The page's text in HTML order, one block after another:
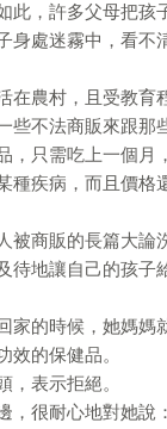
此，許多父母把孩
身處迷霧中，看不
在農村，且受教育
些不法商販來跟那
，只需吃上一個月
種疾病，而且價格
被商販的長篇大論
待地讓自己的孩子
家的時候，她媽媽
效的保健品。
，表示拒絕。
，很耐心地對她說